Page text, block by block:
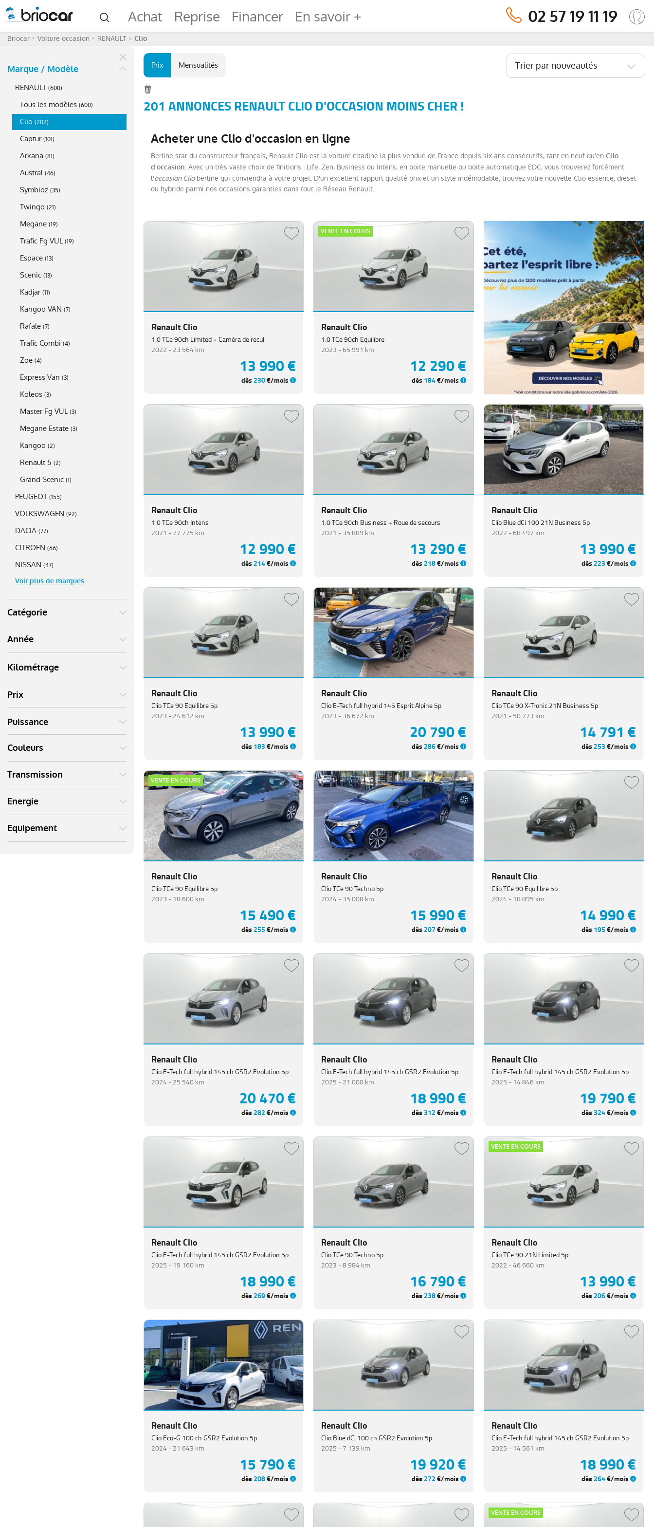
Achat Reprise Financer En savoir + 02 57 19 11 19
Briocar Voiture occasion RENAULT Clio
Marque / Modèle
RENAULT (600)
Tous les modèles (600)
Clio (202)
Captur (101)
Arkana (81)
Austral (46)
Symbioz (35)
Twingo (21)
Megane (19)
Trafic Fg VUL (19)
Espace (13)
Scenic (13)
Kadjar (11)
Kangoo VAN (7)
Rafale (7)
Trafic Combi (4)
Zoe (4)
Express Van (3)
Koleos (3)
Master Fg VUL (3)
Megane Estate (3)
Kangoo (2)
Renault 5 (2)
Grand Scenic (1)
PEUGEOT (155)
VOLKSWAGEN (92)
DACIA (77)
CITROEN (66)
NISSAN (47)
Voir plus de marques
Catégorie
Année
Kilométrage
Prix
Puissance
Couleurs
Transmission
Energie
Equipement
Prix Mensualités Trier par nouveautés
201 ANNONCES RENAULT CLIO D'OCCASION MOINS CHER !
Acheter une Clio d'occasion en ligne
Berline star du constructeur français, Renault Clio est la voiture citadine la plus vendue de France depuis six ans consécutifs, tant en neuf qu'en Clio
d'occasion. Avec un très vaste choix de finitions : Life, Zen, Business ou Intens, en boite manuelle ou boite automatique EDC, vous trouverez forcément
l'occasion Clioberline qui conviendra à votre projet. D'un excellent rapport qualité prix et un style indémodable, trouvez votre nouvelle Clio essence, diesel
ou hybride parmi nos occasions garanties dans tout le Réseau Renault.
Renault Clio
1.0 TCe 90ch Limited + Caméra de recul
2022 -23 564 km
13 990 €
dès 230€/mois
VENTE EN COURS
Renault Clio
1.0 TCe 90ch Equilibre
2023 -65 991 km
12 290 €
dès 184€/mois
Renault Clio
1.0 TCe 90ch Intens
2021 -77 775 km
12 990 €
dès 214€/mois
Renault Clio
1.0 TCe 90ch Business + Roue de secours
2021 -35 889 km
13 290 €
dès 218€/mois
Renault Clio
Clio Blue dCi 100 21N Business 5p
2022 -68 497 km
13 990 €
dès 223€/mois
Renault Clio
Clio TCe 90 Equilibre 5p
2023 -24 612 km
13 990 €
dès 183€/mois
Renault Clio
Clio E-Tech full hybrid 145 Esprit Alpine 5p
2023 -36 672 km
20 790 €
dès 286€/mois
Renault Clio
Clio TCe 90 X-Tronic 21N Business 5p
2021 -50 773 km
14 791 €
dès 253€/mois
VENTE EN COURS
Renault Clio
Clio TCe 90 Equilibre 5p
2023 - 18 600 km
15 490 €
dès 255€/mois
Renault Clio
Clio TCe 90 Techno 5p
2024 -35 008 km
15 990 €
dès 207€/mois
Renault Clio
Clio TCe 90 Equilibre 5p
2024 - 18 895 km
14 990 €
dès 195€/mois
Renault Clio
Clio E-Tech full hybrid 145 ch GSR2 Evolution 5p
2024 -25 540 km
20 470 €
dès 282€/mois
Renault Clio
Clio E-Tech full hybrid 145 ch GSR2 Evolution 5p
2025 -21 000 km
18 990 €
dès312€/mois
Renault Clio
Clio E-Tech full hybrid 145 ch GSR2 Evolution 5p
2025 - 14 846 km
19 790 €
dès324€/mois
Renault Clio
Clio E-Tech full hybrid 145 ch GSR2 Evolution 5p
2025 - 19 160 km
18 990 €
dès 269€/mois
Renault Clio
Clio TCe 90 Techno 5p
2023 -8 984 km
16 790 €
dès 238€/mois
VENTE EN COURS
Renault Clio
Clio TCe 90 21N Limited 5p
2022 -46 660 km
13 990 €
dès 206€/mois
Renault Clio
Clio Eco-G 100 ch GSR2 Evolution 5p
2024 -21 643 km
15 790 €
dès 208€/mois
Renault Clio
Clio Blue dCi 100 ch GSR2 Evolution 5p
2025 -7 139 km
19 920 €
dès 272€/mois
Renault Clio
Clio E-Tech full hybrid 145 ch GSR2 Evolution 5p
2025 - 14 561 km
18 990 €
dès 264€/mois
VENTE EN COURS